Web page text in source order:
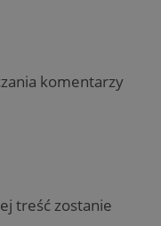
komentarzy
treść zostanie